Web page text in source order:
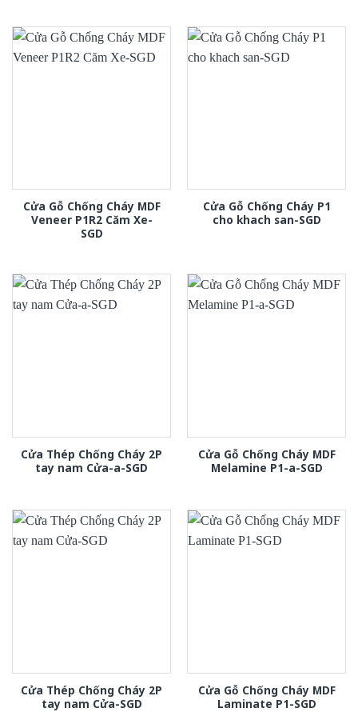
Cửa Gỗ Chống Cháy MDF
Veneer P1R2 Căm Xe-
SGD
Cửa Gỗ Chống Cháy P1
cho khach san-SGD
Cửa Thép Chống Cháy 2P
tay nam Cửa-a-SGD
Cửa Gỗ Chống Cháy MDF
Melamine P1-a-SGD
Cửa Thép Chống Cháy 2P
tay nam Cửa-SGD
Cửa Gỗ Chống Cháy MDF
Laminate P1-SGD